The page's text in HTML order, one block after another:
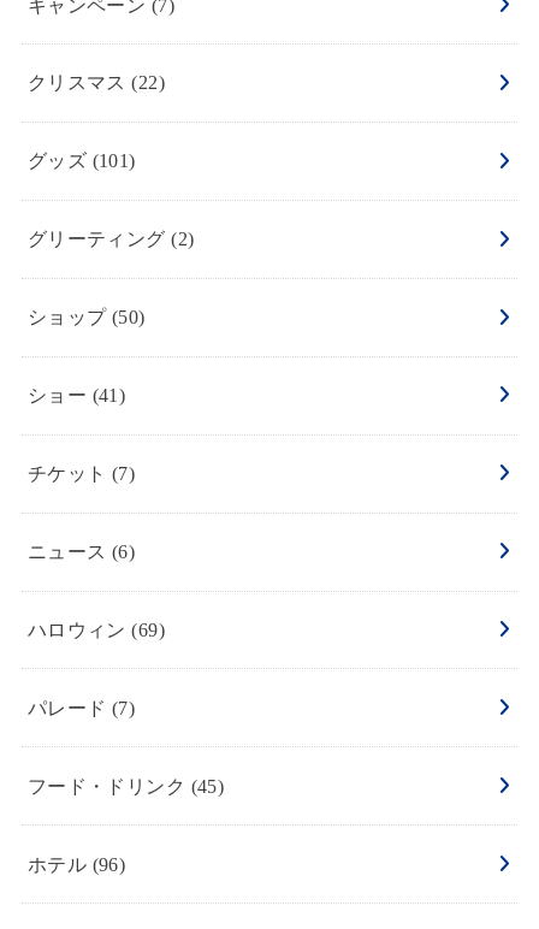
キャンペーン (7)
クリスマス(22)
グッズ (101)
グリーティング(2)
ショップ (50)
ショー (41)
チケット (7)
ニュース (6)
ハロウィン(69)
パレード (7)
フード・ドリンク (45)
ホテル (96)